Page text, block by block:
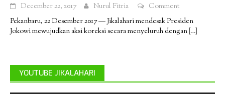
December 22, 2017 Nurul Fitria
Comment
Pekanbaru, 22 Desember 2017 — Jikalahari mendesak Presiden
Jokowi mewujudkan aksi koreksi secara menyeluruh dengan […]
YOUTUBE JIKALAHARI